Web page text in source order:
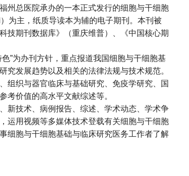
州总医院承办的一本正式发行的细胞与干细胞
为主，纸质导读本为辅的电子期刊。本刊被
技期刊数据库》（重庆维普）、《中国核心期
”为办刊方针，重点报道我国细胞与干细胞基
究发展趋势以及相关的法律法规与技术规范。
组织与器官临床与基础研究、免疫学研究、国
考价值的高水平文献综述等。
新技术、病例报告、综述、学术动态、学术争
运用视频等多媒体技术登载有关细胞与干细胞
细胞与干细胞基础与临床研究医务工作者了解